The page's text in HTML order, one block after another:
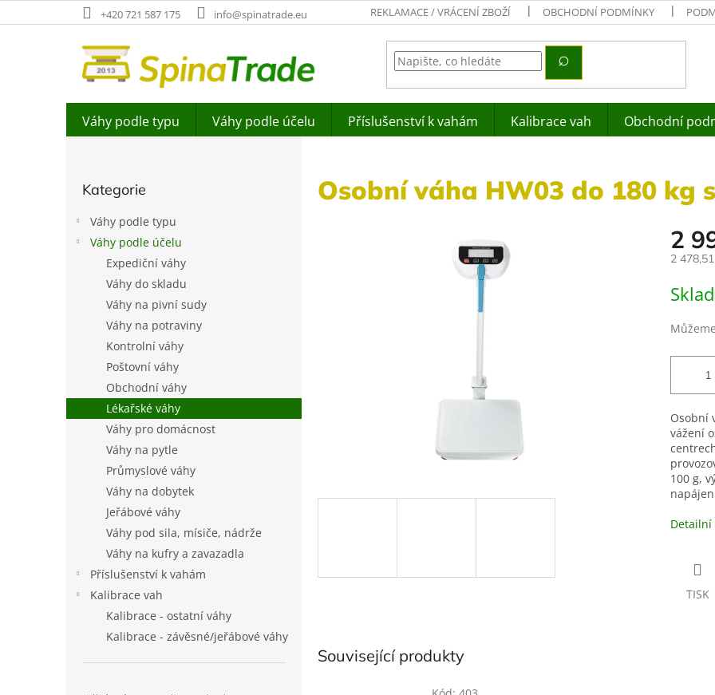
na
+420 721 587 175 info@spinatrade.eu REKLAMACE / VRÁCENÍ ZBOŽÍ OBCHODNÍ PODMÍNKY
Váhy podle typu Váhy podle účelu Příslušenství k vahám Kalibrace vah Obchodní
kategorie
Kategorie
Váhy podle typu
Váhy podle účelu
Expediční váhy
Váhy do skladu
Váhy na pivní sudy
Váhy na potraviny
Kontrolní váhy
Poštovní váhy
Obchodní váhy
Lékařské váhy
Váhy pro domácnost
Váhy na pytle
Průmyslové váhy
Váhy na dobytek
Jeřábové váhy
Váhy pod sila, mísiče, nádrže
Váhy na kufry a zavazadla
Příslušenství k vahám
Kalibrace vah
Kalibrace - ostatní váhy
Kalibrace - závěsné/jeřábové váhy
Osobní váha HW03 do 180 kg
2
2
cena:
Osobní
vážení
100 g,
TISK
Související produkty